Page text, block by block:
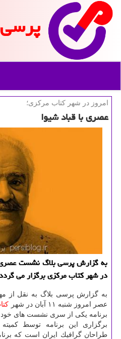
امروز در شهر كتاب مركزی؛
عصری با قباد شیوا
به گزارش پرسی بلاگ نشست عصری
در شهر كتاب مركزی برگزار می
به گزارش پرسی بلاگ به نقل از
عصر امروز شنبه ۱۱ آبان در شهر
برنامه یكی از سری نشست های
برگزاری این برنامه توسط
طراحان گرافیك ایران است كه